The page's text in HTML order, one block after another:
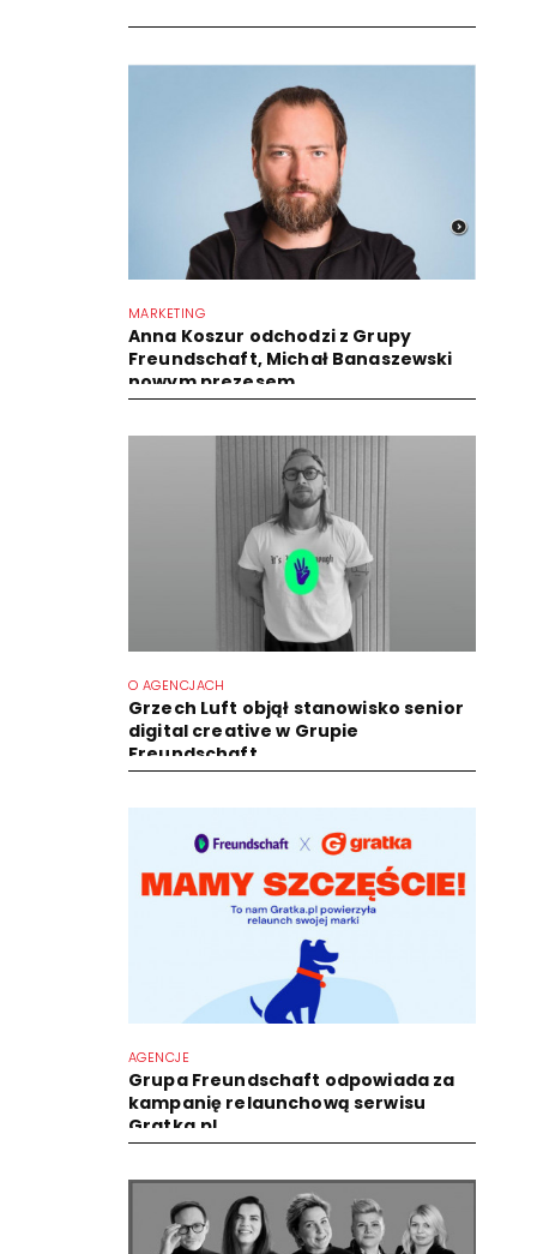
MARKETING
Anna Koszur odchodzi z Grupy
Freundschaft, Michał Banaszewski
nowym prezesem
O AGENCJACH
Grzech Luft objął stanowisko senior
digital creative w Grupie
Freundschaft
AGENCJE
Grupa Freundschaft odpowiada za
kampanię relaunchową serwisu
Gratka.pl